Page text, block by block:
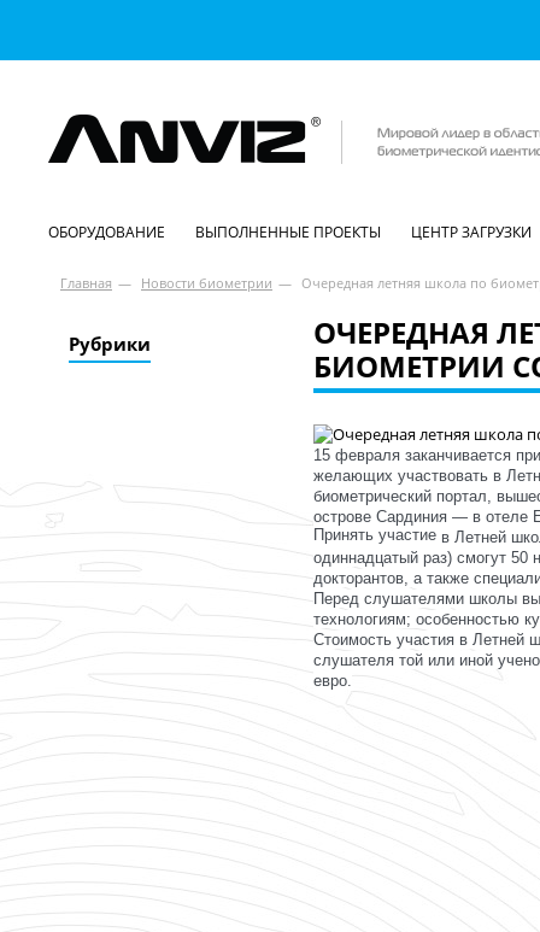
ОБОРУДОВАНИЕ ВЫПОЛНЕННЫЕ ПРОЕКТЫ ЦЕНТР ЗАГРУЗКИ
Главная — Новости биометрии — Очередная летняя школа по
Рубрики
ОЧЕРЕДНАЯ
БИОМЕТРИИ
15 февраля заканчивается
желающих участвовать в
биометрический портал,
острове Сардиния — в отеле
Принять участие в Летней
одиннадцатый раз) смогут 50
докторантов, а также
Перед слушателями школы
технологиям; особенностью
Стоимость участия в Летней
слушателя той или иной
евро.